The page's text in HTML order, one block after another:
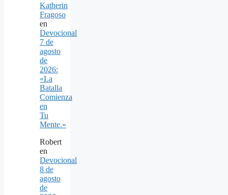
Katherin
Fragoso
en
Devocional
7 de
agosto
de
2026:
«La
Batalla
Comienza
en
Tu
Mente.»
Robert
en
Devocional
8 de
agosto
de